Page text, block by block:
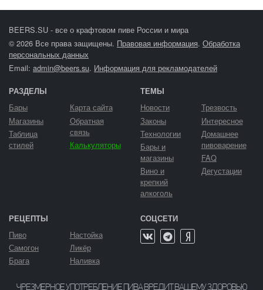
BEERS.SU - все о крафтовом пиве России и мира
© 2026 Все права защищены. Правовая информация. Обработка
персональных данных
Email: admin@beers.su. Информация для рекламодателей
РАЗДЕЛЫ
Бары
Магазины
Таблица
стилей
Карта сайта
Обратная
связь
Калькуляторы
ТЕМЫ
Новости
Законы
Технологии
Бары и
магазины
Вино и
крепкий
алкоголь
Трезвость
Интересное
Домашнее
пивоварение
FAQ
Дегустации
РЕЦЕПТЫ
Пиво
Самогон
Брага
Настойка
Ликёр
Наливка
СОЦСЕТИ
ЧРЕЗМЕРНОЕ УПОТРЕБЛЕНИЕ ПИВА ВРЕДИТ ВАШЕМУ ЗДОРОВЬЮ